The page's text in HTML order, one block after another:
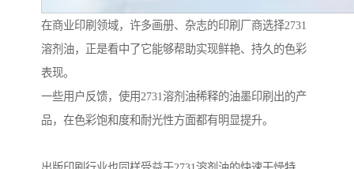
在商业印刷领域，许多画册、杂志的印刷厂商选择2731
溶剂油，正是看中了它能够帮助实现鲜艳、持久的色彩
表现。
一些用户反馈，使用2731溶剂油稀释的油墨印刷出的产
品，在色彩饱和度和耐光性方面都有明显提升。